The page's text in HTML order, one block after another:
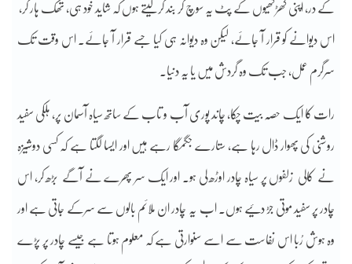
کے در، اپنی کھڑکھیوں کے پٹ یہ سوچ کر بند کرلیتے ہوں کہ شاید خود ہی، تھک ہار کر،
اس دیوانے کو قرار آ جائے، لیکن وہ دیوانہ ہی کیا جسے قرار آ جائے۔ اس وقت تک
سرگرم عمل، جب تک وہ گردش میں یا یہ دنیا۔
رات کا ایک حصہ بیت چکا، چاند پوری آب و تاب کے ساتھ سیاہ آسمان پر، ہلکی سفید
روشنی کی پھوار ڈال رہا ہے، ستارے جگمگا رہے ہیں اور ایسا لگتا ہے کہ کسی دوشیزہ
نے کالی زلفوں پر سیاہ چادر اوڑھ لی ہو۔ اور ایک سر پھرے نے آگے بڑھ کر، اس
چادر پر سفید موتی جڑ دئیے ہوں۔ اب یہ چادر ان ملائم بالوں سے سرکے جاتی ہے اور
وہ ہوش رُبا اس نفاست سے اسے سنوارتی ہے کہ معلوم ہوتا ہے جیسے چادر پر پڑے